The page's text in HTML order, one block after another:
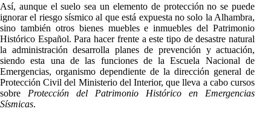
Así, aunque el suelo sea un elemento de protección no se puede
ignorar el riesgo sísmico al que está expuesta no solo la Alhambra,
sino también otros bienes muebles e inmuebles del Patrimonio
Histórico Español. Para hacer frente a este tipo de desastre natural
la administración desarrolla planes de prevención y actuación,
siendo esta una de las funciones de la Escuela Nacional de
Emergencias, organismo dependiente de la dirección general de
Protección Civil del Ministerio del Interior, que lleva a cabo cursos
sobre Protección del Patrimonio Histórico en Emergencias
Sísmicas.